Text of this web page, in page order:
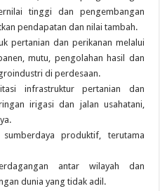
tinggi dan pengembangan
pendapatan dan nilai tambah.
pertanian dan perikanan melalui
mutu, pengolahan hasil dan
di perdesaan.
infrastruktur pertanian dan
irigasi dan jalan usahatani,
produktif, terutama
antar wilayah dan
dunia yang tidak adil.